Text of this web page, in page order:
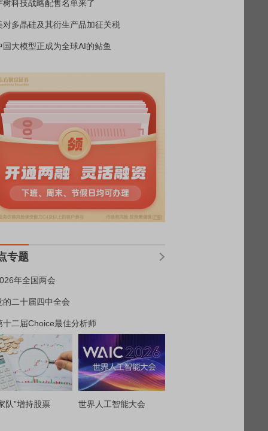
树科技战略配售名单来了
对多晶硅及其衍生产品加征关税
国大模型正成为全球AI的鲇鱼
专题
年全国两会
的二十届四中全会
十二届Choice最佳分析师
队”增持股票 世界人工智能大会